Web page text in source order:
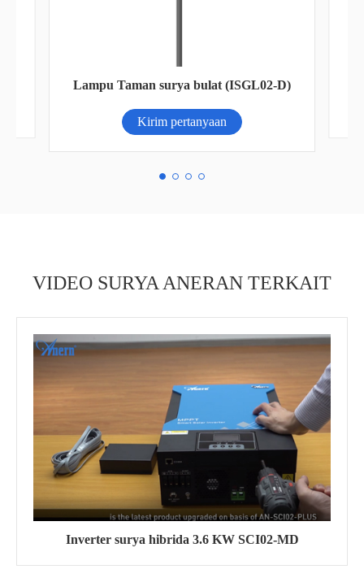
Baterai litium dinding seri an-lpb-nplus
(51.2V300AH)
Kirim pertanyaan
VIDEO SURYA ANERAN TERKAIT
Inverter surya hibrida 3.6 KW SCI02-MD